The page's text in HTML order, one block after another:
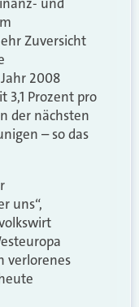
Zuversicht
2008
Prozent pro
der nächsten
– so das
uns“,
verlorenes